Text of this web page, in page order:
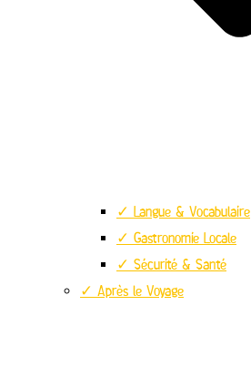
✓ Langue & Vocabulaire
✓ Gastronomie Locale
✓ Sécurité & Santé
✓ Après le Voyage